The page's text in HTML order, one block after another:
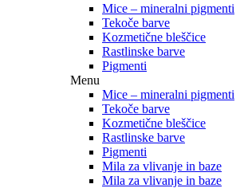
Mice – mineralni pigmenti
Tekoče barve
Kozmetične bleščice
Rastlinske barve
Pigmenti
Menu
Mice – mineralni pigmenti
Tekoče barve
Kozmetične bleščice
Rastlinske barve
Pigmenti
Mila za vlivanje in baze
Mila za vlivanje in baze